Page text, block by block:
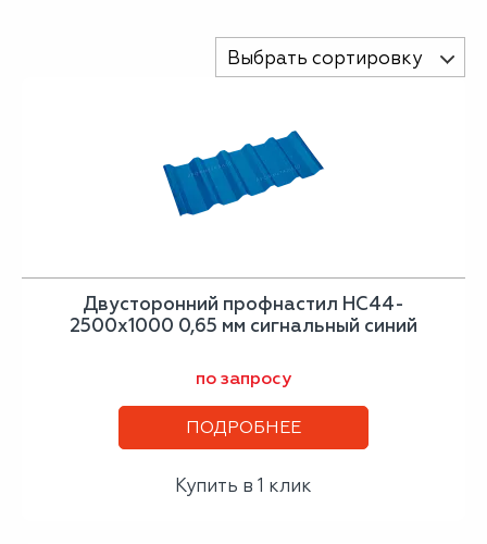
Выбрать сортировку
Двусторонний профнастил НС44-
2500х1000 0,65 мм сигнальный синий
по запросу
ПОДРОБНЕЕ
Купить в 1 клик